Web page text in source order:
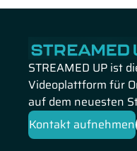
STREAMED UP ist
Videoplattform für
auf dem neuesten
Kontakt aufnehmen